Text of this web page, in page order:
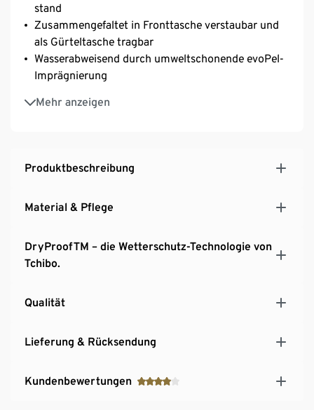
stand
Zusammengefaltet in Fronttasche verstaubar und
als Gürteltasche tragbar
Wasserabweisend durch umweltschonende evoPel-
Imprägnierung
Mehr anzeigen
Mit Reflektorpaspeln
Mit seitlichen Druckknöpfen zum Verschließen der
Variabler Halsausschnitt mit Klettverschluss
Produktbeschreibung
Material & Pflege
DryProofTM – die Wetterschutz-Technologie von
Tchibo.
Qualität
Lieferung & Rücksendung
Kundenbewertungen